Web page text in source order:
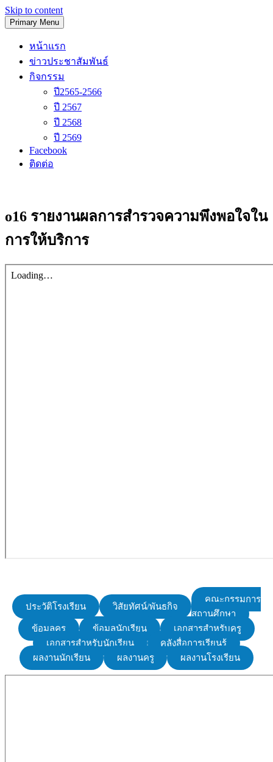
Skip to content
Primary Menu
หน้าแรก
ข่าวประชาสัมพันธ์
กิจกรรม
ปี2565-2566
ปี 2567
ปี 2568
ปี 2569
Facebook
ติดต่อ
o16 รายงานผลการสำรวจความพึงพอใจใน
การให้บริการ
ประวัติโรงเรียน วิสัยทัศน์/พันธกิจ
คณะกรรมการ
สถานศึกษา
ข้อมูลครู
ข้อมูลนักเรียน
เอกสารสำหรับครู
เอกสารสำหรับนักเรียน
คลังสื่อการเรียนรู้
ผลงานนักเรียน
ผลงานครู ผลงานโรงเรียน